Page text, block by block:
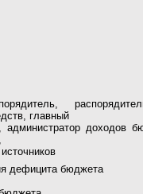
главный
администратор доходов
дефицита бюджета